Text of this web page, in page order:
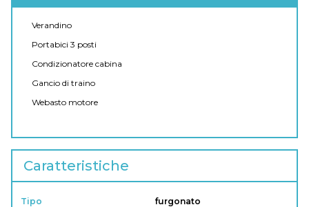
Verandino
Portabici 3 posti
Condizionatore cabina
Gancio di traino
Webasto motore
Caratteristiche
Tipo furgonato